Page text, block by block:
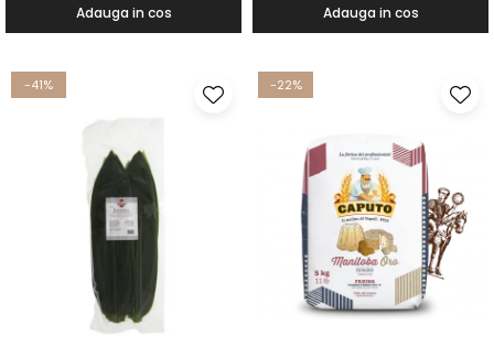
Adauga in cos Adauga in cos
-41% -22%